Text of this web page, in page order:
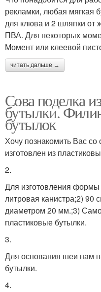
рекламки, любая мягкая
для клюва и 2 шляпки от
ПВА. Для некоторых
Момент или клеевой
читать дальше →
Сова поделка
бутылки.
бутылок
Хочу познакомить Вас
изготовлен из
2.
Для изготовления
литровая канистра;2) 90
диаметром 20 мм.;3)
пластиковые бутылки.
3.
Для основания шеи нам
бутылки.
4.